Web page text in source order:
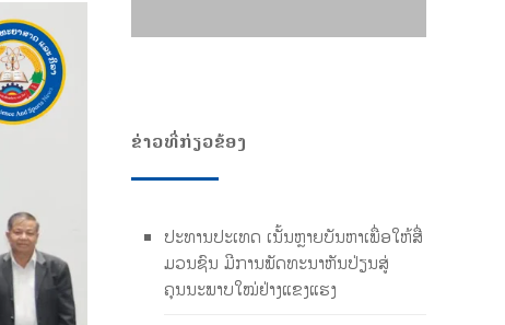
ຂ່າວທີ່ກ່ຽວຂ້ອງ
ປະທານປະເທດ ເນັ້ນຫຼາຍບັນຫາເພື່ອໃຫ້ສື່
ມວນຊົນ ມີການພັດທະນາຫັນປ່ຽນສູ່
ຄຸນນະພາບໃໝ່ຢ່າງແຂງແຮງ